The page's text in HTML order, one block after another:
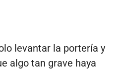
levantar la portería y
algo tan grave haya